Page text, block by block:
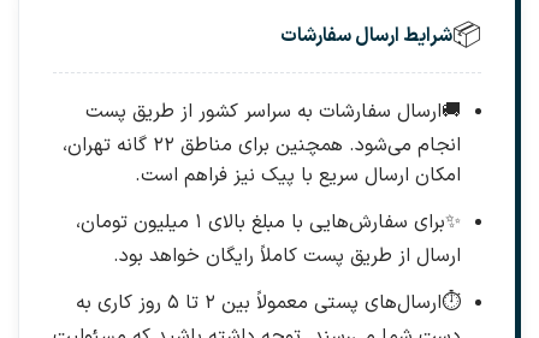
📦شرایط ارسال سفارشات
🚚ارسال سفارشات به سراسر کشور از طریق پست
انجام می‌شود. همچنین برای مناطق ۲۲ گانه تهران،
امکان ارسال سریع با پیک نیز فراهم است.
✨
برای سفارش‌هایی با مبلغ بالای ۱ میلیون تومان،
ارسال از طریق پست کاملاً رایگان خواهد بود.
⏱️
ارسال‌های پستی معمولاً بین ۲ تا ۵ روز کاری به